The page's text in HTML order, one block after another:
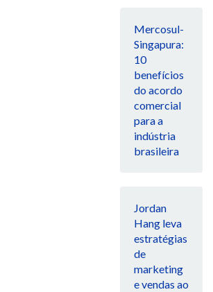
Mercosul-
Singapura:
10
benefícios
do acordo
comercial
para a
indústria
brasileira
Jordan
Hang leva
estratégias
de
marketing
e vendas ao